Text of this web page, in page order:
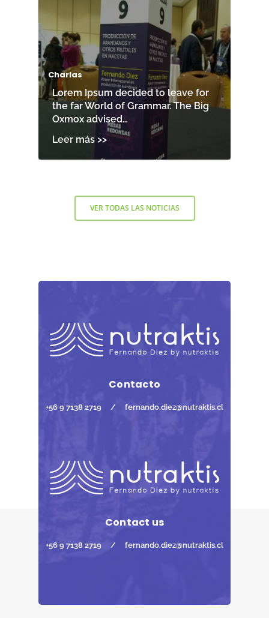
Charlas
Lorem Ipsum decided to leave for
the far World of Grammar. The Big
Oxmox advised…
VER TODAS LAS NOTICIAS
Contacto
+56 9 7138 2719 / fernando.diez@nutraktis.cl
Contact us
+56 9 7138 2719 / fernando.diez@nutraktis.cl